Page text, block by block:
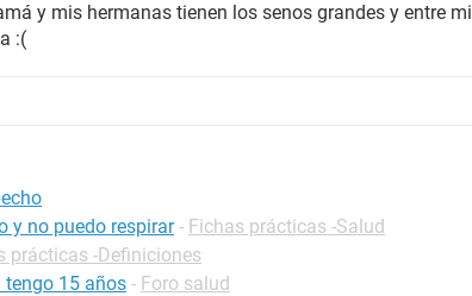
y mis hermanas tienen los senos grandes y entre mi
:(
y no puedo respirar - Fichas prácticas -Salud
prácticas -Definiciones
tengo 15 años - Foro salud